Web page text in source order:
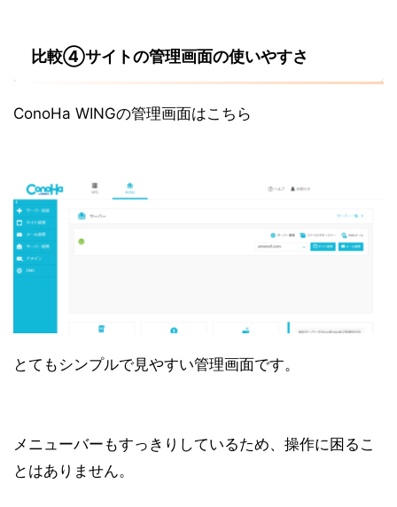
比較④サイトの管理画面の使いやすさ
ConoHa WINGの管理画面はこちら
とてもシンプルで見やすい管理画面です。
メニューバーもすっきりしているため、操作に困るこ
とはありません。